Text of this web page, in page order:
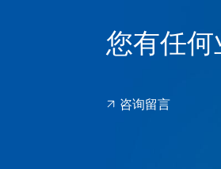
您有任
咨询留言